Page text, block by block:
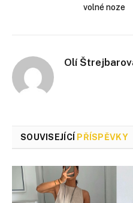
volné noze
Olí
SOUVISEJÍCÍ PŘÍSPĚVKY